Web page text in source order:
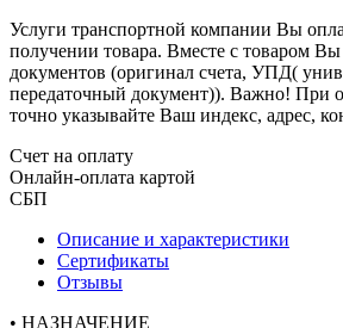
Услуги транспортной компании Вы
получении товара. Вместе с товаром Вы
документов (оригинал счета, УПД(
передаточный документ)). Важно! При
точно указывайте Ваш индекс, адрес,
Счет на оплату
Онлайн-оплата картой
СБП
Описание и характеристики
Сертификаты
Отзывы
• НАЗНАЧЕНИЕ